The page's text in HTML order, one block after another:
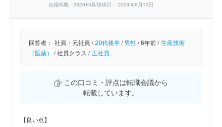
在籍時期：2020年頃/投稿日： 2024年6月13日
回答者： 社員・元社員 / 20代後半/男性/6年前 / 生産技術
（医薬） /社員クラス / 正社員
この口コミ・評点は転職会議から
転載しています。
【良い点】